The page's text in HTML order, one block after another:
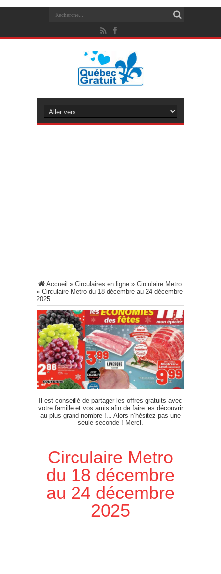
Accueil » Circulaires en ligne » Circulaire Metro
» Circulaire Metro du 18 décembre au 24 décembre
2025
Il est conseillé de partager les offres gratuits avec
votre famille et vos amis afin de faire les découvrir
au plus grand nombre !... Alors n’hésitez pas une
seule seconde ! Merci.
Circulaire Metro
du 18 décembre
au 24 décembre
2025